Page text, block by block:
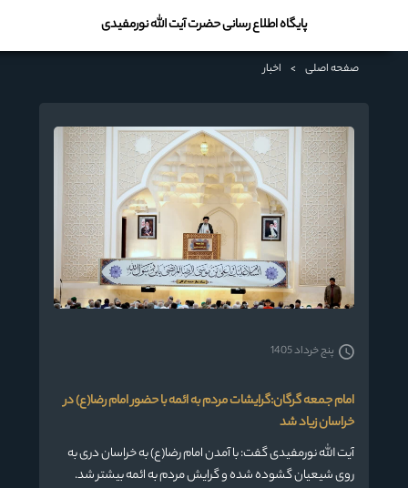
پایگاه اطلاع رسانی حضرت آیت الله نورمفیدی
صفحه اصلی > اخبار
امام جمعه گرگان:گرایشات مردم به ائمه با حضور امام رضا(ع) در
خراسان زیاد شد
آیت الله نورمفیدی گفت: با آمدن امام رضا(ع) به خراسان دری به
روی شیعیان گشوده شده و گرایش مردم به ائمه بیشتر شد.
پنج خرداد 1405